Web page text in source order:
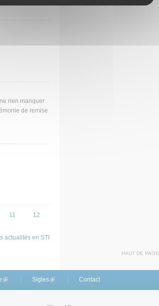
rien manquer
de remise
11
12
actualités en STI
HAUT DE PAGE
(link is external)
Sigles(link is external)
Contact